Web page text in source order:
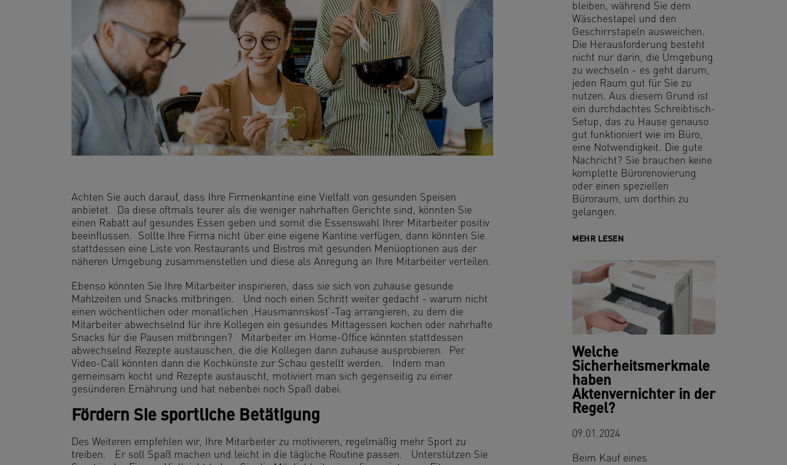
Achten Sie auch darauf, dass Ihre Firmenkantine eine Vielfalt von gesunden Speisen
anbietet. Da diese oftmals teurer als die weniger nahrhaften Gerichte sind, könnten Sie
einen Rabatt auf gesundes Essen geben und somit die Essenswahl Ihrer Mitarbeiter positiv
beeinflussen. Sollte Ihre Firma nicht über eine eigene Kantine verfügen, dann könnten Sie
stattdessen eine Liste von Restaurants und Bistros mit gesunden Menüoptionen aus der
näheren Umgebung zusammenstellen und diese als Anregung an Ihre Mitarbeiter verteilen.
Ebenso könnten Sie Ihre Mitarbeiter inspirieren, dass sie sich von zuhause gesunde
Mahlzeiten und Snacks mitbringen. Und noch einen Schritt weiter gedacht - warum nicht
einen wöchentlichen oder monatlichen ‚Hausmannskost‘-Tag arrangieren, zu dem die
Mitarbeiter abwechselnd für ihre Kollegen ein gesundes Mittagessen kochen oder nahrhafte
Snacks für die Pausen mitbringen? Mitarbeiter im Home-Office könnten stattdessen
abwechselnd Rezepte austauschen, die die Kollegen dann zuhause ausprobieren. Per
Video-Call könnten dann die Kochkünste zur Schau gestellt werden. Indem man
gemeinsam kocht und Rezepte austauscht, motiviert man sich gegenseitig zu einer
gesünderen Ernährung und hat nebenbei noch Spaß dabei.
Fördern Sie sportliche Betätigung
Des Weiteren empfehlen wir, Ihre Mitarbeiter zu motivieren, regelmäßig mehr Sport zu
treiben. Er soll Spaß machen und leicht in die tägliche Routine passen. Unterstützen Sie
bleiben, während Sie dem
Wäschestapel und den
Geschirrstapeln ausweichen.
Die Herausforderung besteht
nicht nur darin, die Umgebung
zu wechseln - es geht darum,
jeden Raum gut für Sie zu
nutzen. Aus diesem Grund ist
ein durchdachtes Schreibtisch-
Setup, das zu Hause genauso
gut funktioniert wie im Büro,
eine Notwendigkeit. Die gute
Nachricht? Sie brauchen keine
komplette Bürorenovierung
oder einen speziellen
Büroraum, um dorthin zu
gelangen.
MEHR LESEN
Welche
Sicherheitsmerkmale
haben
Aktenvernichter in der
Regel?
09.01.2024
Beim Kauf eines